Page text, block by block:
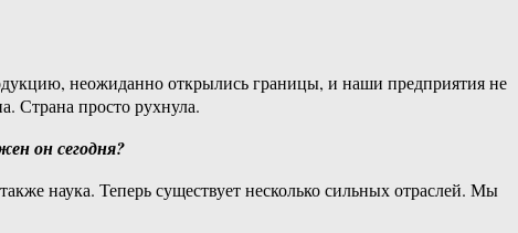
неожиданно открылись границы, и наши предприятия не
Страна просто рухнула.
он сегодня?
наука. Теперь существует несколько сильных отраслей. Мы